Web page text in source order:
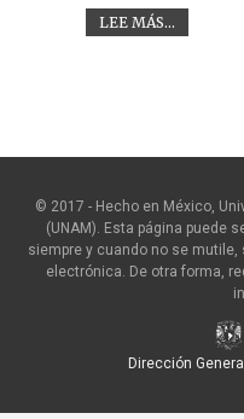
LEE MÁS...
© 2017 - Hecho en México,
(UNAM). Esta página puede
siempre y cuando no se
electrónica. De otra forma,
Dirección